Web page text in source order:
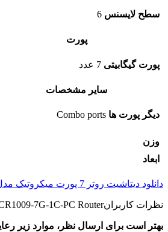
سطح لایسنس 6
پورت‌
پورت‌ گیگابیتی 7 عدد
سایر مشخصات
دیگر پورت ها Combo ports
وزن
ابعاد
دانلود دیتاشیت روتر 7 پورت میکروتیک مدل CCR1009-7G-1C-PC
نظرات کاربران7G-1C-PC Router
بهتر است برای ارسال نظر، موارد زیر